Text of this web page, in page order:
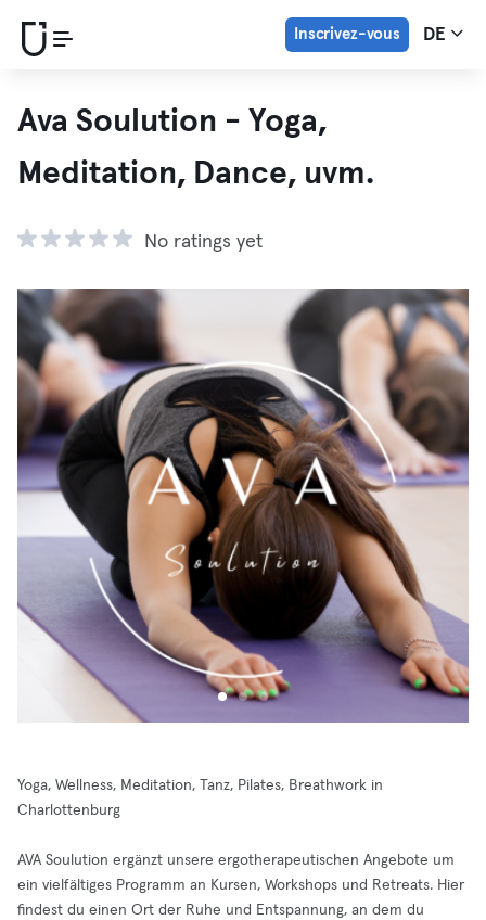
Inscrivez-vous DE
Ava Soulution - Yoga,
Meditation, Dance, uvm.
No ratings yet
Yoga, Wellness, Meditation, Tanz, Pilates, Breathwork in
Charlottenburg
AVA Soulution ergänzt unsere ergotherapeutischen Angebote um
ein vielfältiges Programm an Kursen, Workshops und Retreats. Hier
findest du einen Ort der Ruhe und Entspannung, an dem du